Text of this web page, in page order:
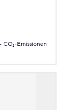
CO₂-Emissionen